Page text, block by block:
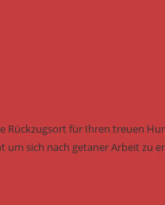
Rückzugsort für Ihren treuen
um sich nach getaner Arbeit zu